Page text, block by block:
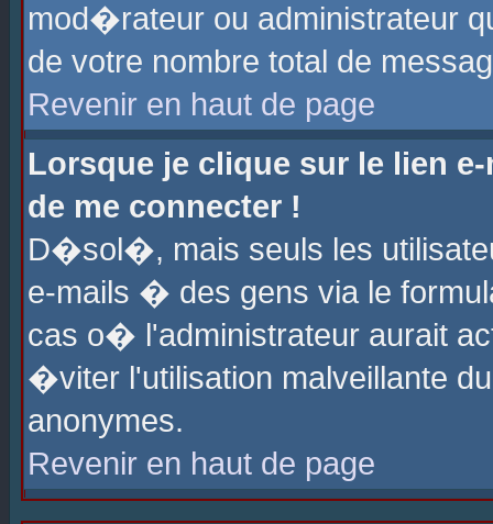
mod�rateur ou administrateur
de votre nombre total de
Revenir en haut de page
Lorsque je clique sur le lien
de me connecter !
D�sol�, mais seuls les
e-mails � des gens via le
cas o� l'administrateur aurait
�viter l'utilisation malveillante
anonymes.
Revenir en haut de page